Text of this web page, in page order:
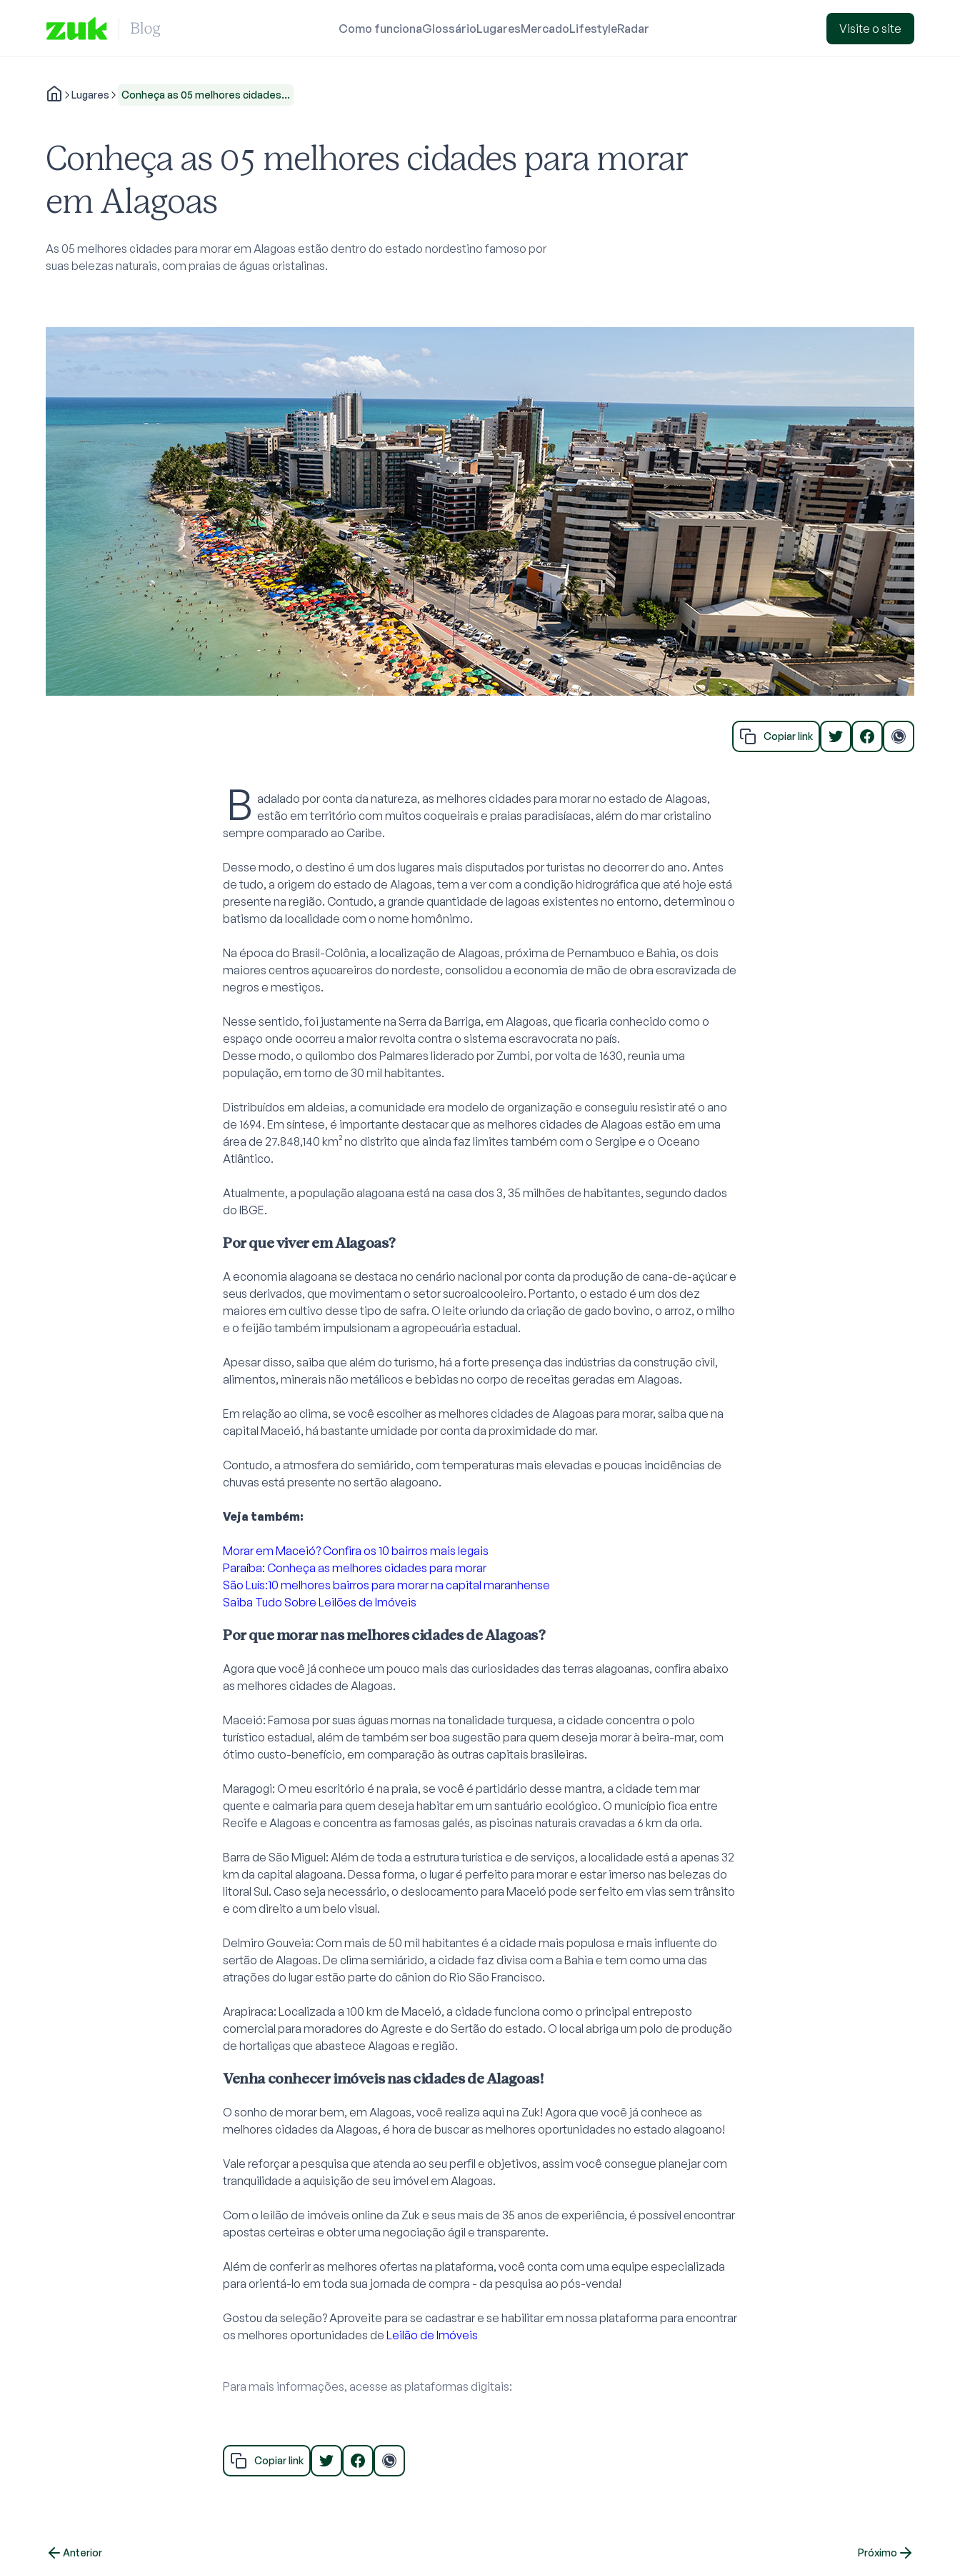
Como funcionaGlossárioLugaresMercadoLifestyleRadar Visite o site
Lugares Conheça as 05 melhores cidades...
Conheça as 05 melhores cidades para morar
em Alagoas
As 05 melhores cidades para morar em Alagoas estão dentro do estado nordestino famoso por
suas belezas naturais, com praias de águas cristalinas.
Copiar link
B adalado por conta da natureza, as melhores cidades para morar no estado de Alagoas,
estão em território com muitos coqueirais e praias paradisíacas, além do mar cristalino
sempre comparado ao Caribe.
Desse modo, o destino é um dos lugares mais disputados por turistas no decorrer do ano. Antes
de tudo, a origem do estado de Alagoas, tem a ver com a condição hidrográfica que até hoje está
presente na região. Contudo, a grande quantidade de lagoas existentes no entorno, determinou o
batismo da localidade com o nome homônimo.
Na época do Brasil-Colônia, a localização de Alagoas, próxima de Pernambuco e Bahia, os dois
maiores centros açucareiros do nordeste, consolidou a economia de mão de obra escravizada de
negros e mestiços.
Nesse sentido, foi justamente na Serra da Barriga, em Alagoas, que ficaria conhecido como o
espaço onde ocorreu a maior revolta contra o sistema escravocrata no país.
Desse modo, o quilombo dos Palmares liderado por Zumbi, por volta de 1630, reunia uma
população, em torno de 30 mil habitantes.
Distribuídos em aldeias, a comunidade era modelo de organização e conseguiu resistir até o ano
de 1694. Em síntese, é importante destacar que as melhores cidades de Alagoas estão em uma
área de 27.848,140 km² no distrito que ainda faz limites também com o Sergipe e o Oceano
Atlântico.
Atualmente, a população alagoana está na casa dos 3, 35 milhões de habitantes, segundo dados
do IBGE.
Por que viver em Alagoas?
A economia alagoana se destaca no cenário nacional por conta da produção de cana-de-açúcar e
seus derivados, que movimentam o setor sucroalcooleiro. Portanto, o estado é um dos dez
maiores em cultivo desse tipo de safra. O leite oriundo da criação de gado bovino, o arroz, o milho
e o feijão também impulsionam a agropecuária estadual.
Apesar disso, saiba que além do turismo, há a forte presença das indústrias da construção civil,
alimentos, minerais não metálicos e bebidas no corpo de receitas geradas em Alagoas.
Em relação ao clima, se você escolher as melhores cidades de Alagoas para morar, saiba que na
capital Maceió, há bastante umidade por conta da proximidade do mar.
Contudo, a atmosfera do semiárido, com temperaturas mais elevadas e poucas incidências de
chuvas está presente no sertão alagoano.
Veja também:
Morar em Maceió? Confira os 10 bairros mais legais
Paraíba: Conheça as melhores cidades para morar
São Luís:10 melhores bairros para morar na capital maranhense
Saiba Tudo Sobre Leilões de Imóveis
Por que morar nas melhores cidades de Alagoas?
Agora que você já conhece um pouco mais das curiosidades das terras alagoanas, confira abaixo
as melhores cidades de Alagoas.
Maceió: Famosa por suas águas mornas na tonalidade turquesa, a cidade concentra o polo
turístico estadual, além de também ser boa sugestão para quem deseja morar à beira-mar, com
ótimo custo-benefício, em comparação às outras capitais brasileiras.
Maragogi: O meu escritório é na praia, se você é partidário desse mantra, a cidade tem mar
quente e calmaria para quem deseja habitar em um santuário ecológico. O município fica entre
Recife e Alagoas e concentra as famosas galés, as piscinas naturais cravadas a 6 km da orla.
Barra de São Miguel: Além de toda a estrutura turística e de serviços, a localidade está a apenas 32
km da capital alagoana. Dessa forma, o lugar é perfeito para morar e estar imerso nas belezas do
litoral Sul. Caso seja necessário, o deslocamento para Maceió pode ser feito em vias sem trânsito
e com direito a um belo visual.
Delmiro Gouveia: Com mais de 50 mil habitantes é a cidade mais populosa e mais influente do
sertão de Alagoas. De clima semiárido, a cidade faz divisa com a Bahia e tem como uma das
atrações do lugar estão parte do cânion do Rio São Francisco.
Arapiraca: Localizada a 100 km de Maceió, a cidade funciona como o principal entreposto
comercial para moradores do Agreste e do Sertão do estado. O local abriga um polo de produção
de hortaliças que abastece Alagoas e região.
Venha conhecer imóveis nas cidades de Alagoas!
O sonho de morar bem, em Alagoas, você realiza aqui na Zuk! Agora que você já conhece as
melhores cidades da Alagoas, é hora de buscar as melhores oportunidades no estado alagoano!
Vale reforçar a pesquisa que atenda ao seu perfil e objetivos, assim você consegue planejar com
tranquilidade a aquisição de seu imóvel em Alagoas.
Com o leilão de imóveis online da Zuke seus mais de 35 anos de experiência, é possível encontrar
apostas certeiras e obter uma negociação ágil e transparente.
Além de conferir as melhores ofertas na plataforma, você conta com uma equipe especializada
para orientá-lo em toda sua jornada de compra - da pesquisa ao pós-venda!
Gostou da seleção? Aproveite para se cadastrar e se habilitar em nossa plataforma para encontrar
os melhores oportunidades de Leilão de Imóveis
Para mais informações, acesse as plataformas digitais:
Copiar link
Anterior Próximo